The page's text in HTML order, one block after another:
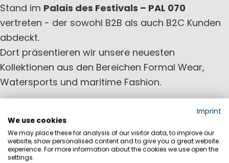
Stand im Palais des Festivals – PAL 070
vertreten - der sowohl B2B als auch B2C Kunden
abdeckt.
Dort präsentieren wir unsere neuesten
Kollektionen aus den Bereichen Formal Wear,
Watersports und maritime Fashion.
größten europäischen Veranstaltungen der
Branche. Mehr als 600 Aussteller stellen ihre
Produkte vor und über 650 Boote sind im Vieux
Imprint
We use cookies
We may place these for analysis of our visitor data, to improve our
website, show personalised content and to give you a great website
experience. For more information about the cookies we use open the
settings.